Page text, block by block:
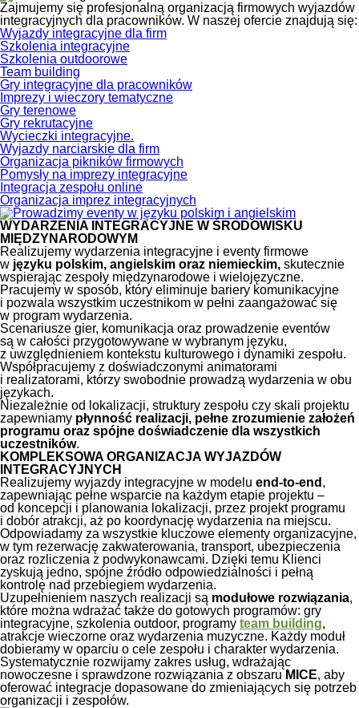
Zajmujemy się profesjonalną organizacją firmowych wyjazdów
integracyjnych dla pracowników. W naszej ofercie znajdują się:
Wyjazdy integracyjne dla firm
Szkolenia integracyjne
Szkolenia outdoorowe
Team building
Gry integracyjne dla pracowników
Imprezy i wieczory tematyczne
Gry terenowe
Gry rekrutacyjne
Wycieczki integracyjne.
Wyjazdy narciarskie dla firm
Organizacja pikników firmowych
Pomysły na imprezy integracyjne
Integracja zespołu online
Organizacja imprez integracyjnych
WYDARZENIA INTEGRACYJNE W ŚRODOWISKU
MIĘDZYNARODOWYM
Realizujemy wydarzenia integracyjne i eventy firmowe
w języku polskim, angielskim oraz niemieckim, skutecznie
wspierając zespoły międzynarodowe i wielojęzyczne.
Pracujemy w sposób, który eliminuje bariery komunikacyjne
i pozwala wszystkim uczestnikom w pełni zaangażować się
w program wydarzenia.
Scenariusze gier, komunikacja oraz prowadzenie eventów
są w całości przygotowywane w wybranym języku,
z uwzględnieniem kontekstu kulturowego i dynamiki zespołu.
Współpracujemy z doświadczonymi animatorami
i realizatorami, którzy swobodnie prowadzą wydarzenia w obu
językach.
Niezależnie od lokalizacji, struktury zespołu czy skali projektu
zapewniamy płynność realizacji, pełne zrozumienie założeń
programu oraz spójne doświadczenie dla wszystkich
uczestników.
KOMPLEKSOWA ORGANIZACJA WYJAZDÓW
INTEGRACYJNYCH
Realizujemy wyjazdy integracyjne w modelu end-to-end ,
zapewniając pełne wsparcie na każdym etapie projektu –
od koncepcji i planowania lokalizacji, przez projekt programu
i dobór atrakcji, aż po koordynację wydarzenia na miejscu.
Odpowiadamy za wszystkie kluczowe elementy organizacyjne,
w tym rezerwację zakwaterowania, transport, ubezpieczenia
oraz rozliczenia z podwykonawcami. Dzięki temu Klienci
zyskują jedno, spójne źródło odpowiedzialności i pełną
kontrolę nad przebiegiem wydarzenia.
Uzupełnieniem naszych realizacji są modułowe rozwiązania,
które można wdrażać także do gotowych programów: gry
integracyjne, szkolenia outdoor, programy team building,
atrakcje wieczorne oraz wydarzenia muzyczne. Każdy moduł
dobieramy w oparciu o cele zespołu i charakter wydarzenia.
Systematycznie rozwijamy zakres usług, wdrażając
nowoczesne i sprawdzone rozwiązania z obszaru MICE, aby
oferować integracje dopasowane do zmieniających się potrzeb
organizacji i zespołów.